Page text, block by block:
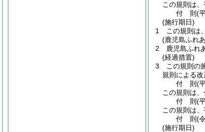
この規則は
付 則(
(施行期日)
1
この規則は
(鹿児島ふれ
2
鹿児島ふれ
(経過措置)
3
この規則の
規則による
付 則(
この規則は、
付 則(
この規則は
付 則(
(施行期日)